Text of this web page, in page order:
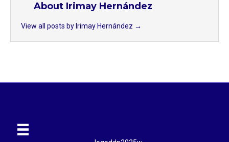
About Irimay Hernández
View all posts by Irimay Hernández →